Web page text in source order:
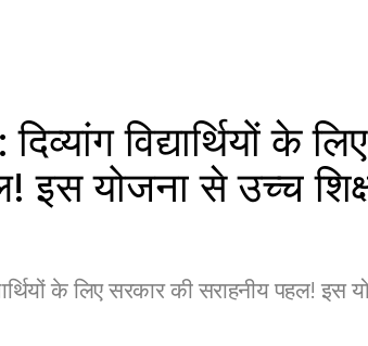
विद्यार्थियों के
इस योजना से उच्च
के लिए सरकार की सराहनीय पहल! इस